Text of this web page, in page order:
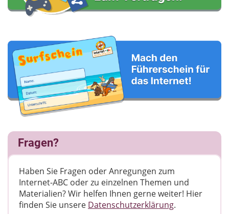
Fragen?
Haben Sie Fragen oder Anregungen zum
Internet-ABC oder zu einzelnen Themen und
Materialien? Wir helfen Ihnen gerne weiter! ​Hier
finden Sie unsere Datenschutzerklärung.